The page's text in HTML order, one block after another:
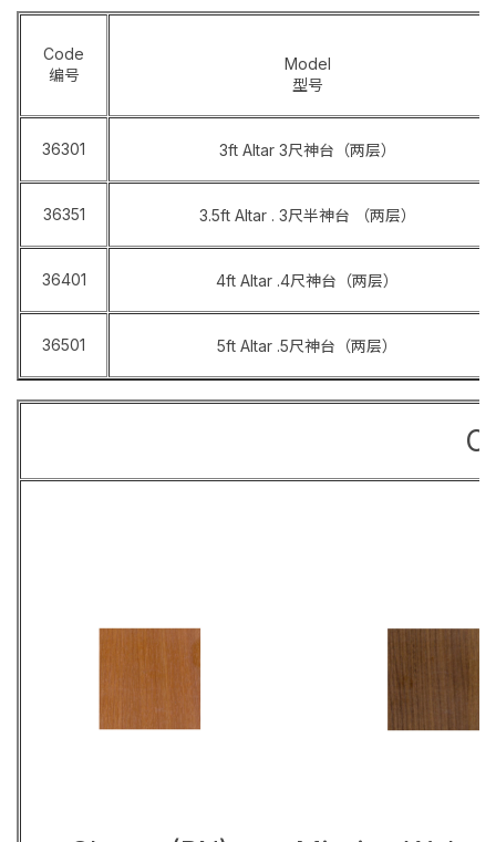
Code
编号
Model
型号
36301 3ft Altar 3尺神台（两层）
36351 3.5ft Altar . 3尺半神台 （两层）
36401 4ft Altar .4尺神台（两层）
36501 5ft Altar .5尺神台（两层）